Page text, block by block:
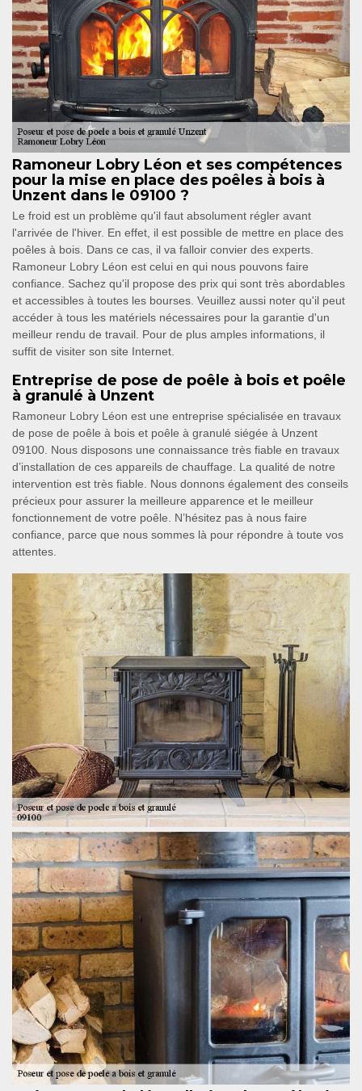
Ramoneur Lobry Léon et ses compétences
pour la mise en place des poêles à bois à
Unzent dans le 09100 ?
Le froid est un problème qu'il faut absolument régler avant
l'arrivée de l'hiver. En effet, il est possible de mettre en place des
poêles à bois. Dans ce cas, il va falloir convier des experts.
Ramoneur Lobry Léon est celui en qui nous pouvons faire
confiance. Sachez qu'il propose des prix qui sont très abordables
et accessibles à toutes les bourses. Veuillez aussi noter qu'il peut
accéder à tous les matériels nécessaires pour la garantie d'un
meilleur rendu de travail. Pour de plus amples informations, il
suffit de visiter son site Internet.
Entreprise de pose de poêle à bois et poêle
à granulé à Unzent
Ramoneur Lobry Léon est une entreprise spécialisée en travaux
de pose de poêle à bois et poêle à granulé siégée à Unzent
09100. Nous disposons une connaissance très fiable en travaux
d’installation de ces appareils de chauffage. La qualité de notre
intervention est très fiable. Nous donnons également des conseils
précieux pour assurer la meilleure apparence et le meilleur
fonctionnement de votre poêle. N’hésitez pas à nous faire
confiance, parce que nous sommes là pour répondre à toute vos
attentes.